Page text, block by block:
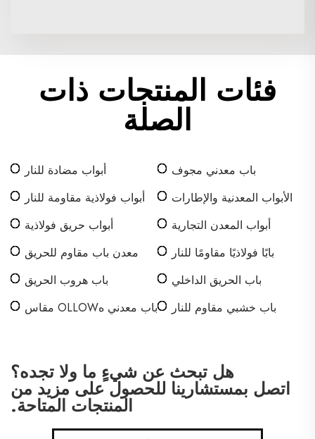
فئات المنتجات ذات
الصلة
باب معدني مجوف
أبواب مضادة للنار
الأبواب المعدنية والإطارات
أبواب فولاذية مقاومة للنار
أبواب المعدن التجارية
أبواب حريق فولاذية
بابًا فولاذيًا مقاومًا للنار
معدن باب مقاوم للحريق
باب الحريق الداخلي
باب هروب الحريق
باب خشبي مقاوم للنار
باب معدني هOLLOW مقاس
هل تبحث عن شيءٍ ما ولا تجده؟
اتصل بمستشارينا للحصول على مزيد من
المنتجات المتاحة.